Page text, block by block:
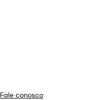
Fale conosco